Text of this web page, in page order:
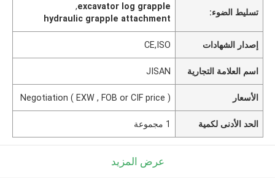
تسليط الضوء:
excavator log grapple
,
hydraulic grapple attachment
إصدار الشهادات CE,ISO
اسم العلامة التجارية JISAN
الأسعار Negotiation ( EXW , FOB or CIF price )
الحد الأدنى لكمية 1 مجموعة
عرض المزيد